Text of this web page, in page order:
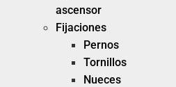
ascensor
Fijaciones
Pernos
Tornillos
Nueces